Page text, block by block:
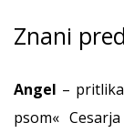
Znani
Angel –
psom«